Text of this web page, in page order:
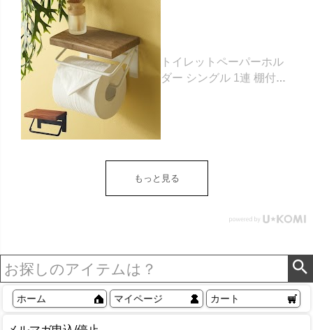
トイレットペーパーホル
ダー シングル 1連 棚付き
ダー 収納 DIY アンティー
ク ヴィンテージ ナチュラ
リア アジアン [84302] ホ
もっと見る
ホーム マイページ カート